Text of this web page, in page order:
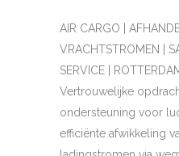
AIR CARGO |
VRACHTSTROMEN |
SERVICE |
Vertrouwelijke
ondersteuning voor
efficiënte afwikkeling